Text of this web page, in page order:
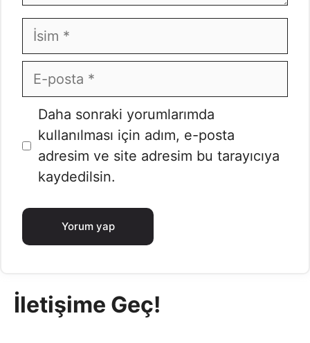
İsim
E-
posta
İnternet
sitesi
Daha sonraki yorumlarımda
kullanılması için adım, e-posta
adresim ve site adresim bu tarayıcıya
kaydedilsin.
İletişime Geç!